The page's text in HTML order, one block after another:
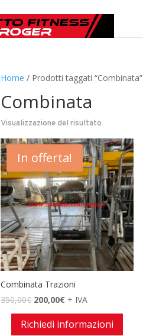
Home / Prodotti taggati “Combinata”
Combinata
Visualizzazione del risultato
In offerta!
Combinata Trazioni
350,00€ Il
prezzo
originale
200,00€Il
prezzo
attuale
+ IVA
Richiedi informazioni